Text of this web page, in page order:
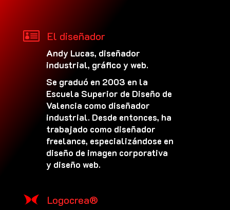
 El diseñador
Andy Lucas, diseñador
industrial, gráfico y web.
Se graduó en 2003 en la
Escuela Superior de Diseño de
Valencia como diseñador
industrial. Desde entonces, ha
trabajado como diseñador
freelance, especializándose en
diseño de imagen corporativa
y diseño web.
Logocrea®